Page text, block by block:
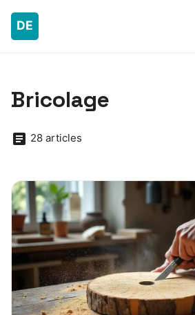
Bricolage
28 articles